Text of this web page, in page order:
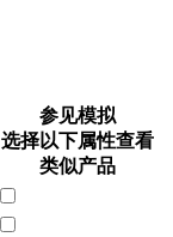
参见模拟
选择以下属性查看
类似产品